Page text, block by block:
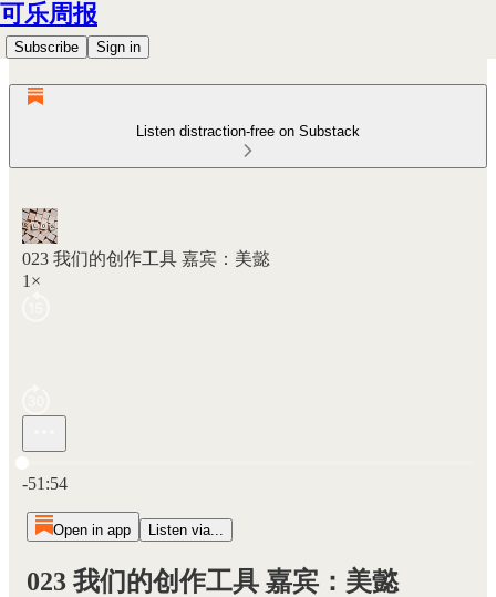
可乐周报
Subscribe Sign in
Listen distraction-free on Substack
023 我们的创作工具 嘉宾：美懿
1×
-51:54
Open in app Listen via...
023 我们的创作工具 嘉宾：美懿